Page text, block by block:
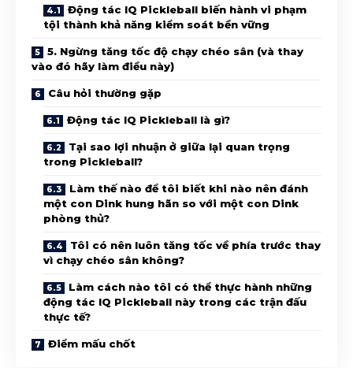
Động tác IQ Pickleball biến hành vi phạm
tội thành khả năng kiểm soát bền vững
5. Ngừng tăng tốc độ chạy chéo sân (và thay
vào đó hãy làm điều này)
Câu hỏi thường gặp
Động tác IQ Pickleball là gì?
Tại sao lợi nhuận ở giữa lại quan trọng
trong Pickleball?
Làm thế nào để tôi biết khi nào nên đánh
một con Dink hung hãn so với một con Dink
phòng thủ?
Tôi có nên luôn tăng tốc về phía trước thay
vì chạy chéo sân không?
Làm cách nào tôi có thể thực hành những
động tác IQ Pickleball này trong các trận đấu
thực tế?
Điểm mấu chốt